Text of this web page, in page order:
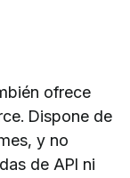
ofrece
Dispone de
y no
de API ni